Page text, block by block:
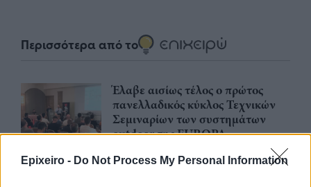
Epixeiro - Do Not Process My Personal Information
Περισσότερα από το
Έλαβε αισίως τέλος ο πρώτος
πανελλαδικός κύκλος Τεχνικών
Σεμιναρίων των συστημάτων
outdoor της EUROPA